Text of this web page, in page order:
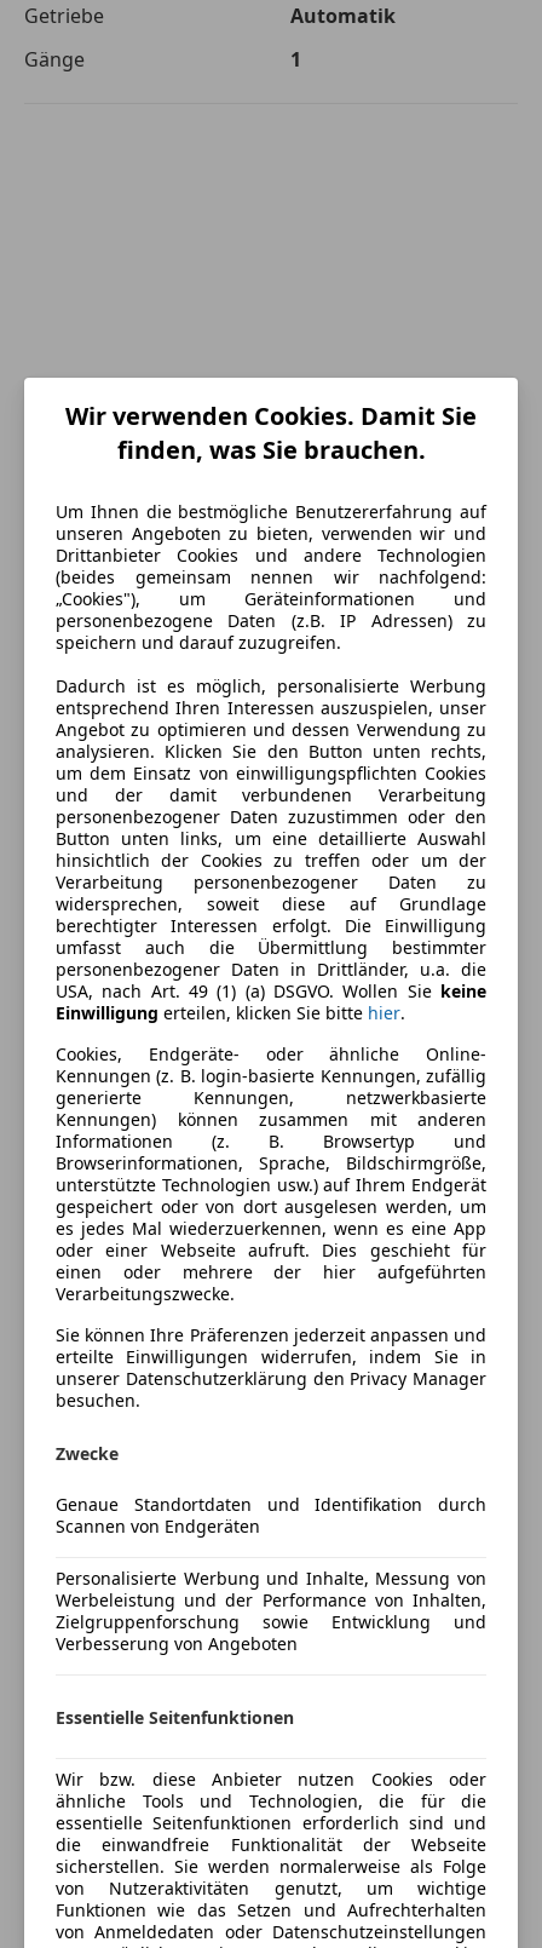
Getriebe
Automatik
Gänge
1
Energieverbrauch
Kraftstoff
Elektro
CO₂-Emissionen
0 g/km (komb.)
Ausstattung
Komfort
4-Zonen-Klimaautomatik
Armlehne
Beheizbare Frontscheibe
Beheizbares Lenkrad
Berganfahrassistent
Einparkhilfe
Einparkhilfe Rückfahrkamera
Einparkhilfe selbstlenkendes System
Einparkhilfe Sensoren hinten
Einparkhilfe Sensoren vorne
Elektrische Fensterheber
Elektrische Heckklappe
Elektrische Seitenspiegel
Elektrische Sitze
Getönte Scheiben
Head-up display
Klimaanlage
Lederausstattung
Lichtsensor
Lordosenstütze
Massagesitze
Navigationssystem
Regensensor
Schlüssellose Zentralverriegelung
Sitzbelüftung
Sitzheizung
Android Auto
Bluetooth
Bordcomputer
Freisprecheinrichtung
Induktionsladen für Smartphones
Radio
Mehr anzeigen
Farbe und Innenausstattung
Außenfarbe
Weiß
Lackierung
Andere
Innenausstattung
Vollleder
Fahrzeugbeschreibung
Sehr gepflegt!
26119
Preisbewertung
Mehr anzeigen
Versicherung
Kfz-Versicherung
Versicherungsschutz an Ihre Bedürfnisse
anpassen
Freischaden-Gutschein ab Stufe 0
Jetzt berechnen
Verkäufer Händler
Autohaus Zezula GmbH & Co KG
Wir verwenden Cookies. Damit Sie
finden, was Sie brauchen.
Um Ihnen die bestmögliche Benutzererfahrung auf
unseren Angeboten zu bieten, verwenden wir und
Drittanbieter Cookies und andere Technologien
(beides gemeinsam nennen wir nachfolgend:
„Cookies"), um Geräteinformationen und
personenbezogene Daten (z.B. IP Adressen) zu
speichern und darauf zuzugreifen.
Dadurch ist es möglich, personalisierte Werbung
entsprechend Ihren Interessen auszuspielen, unser
Angebot zu optimieren und dessen Verwendung zu
analysieren. Klicken Sie den Button unten rechts,
um dem Einsatz von einwilligungspflichten Cookies
und der damit verbundenen Verarbeitung
personenbezogener Daten zuzustimmen oder den
Button unten links, um eine detaillierte Auswahl
hinsichtlich der Cookies zu treffen oder um der
Verarbeitung personenbezogener Daten zu
widersprechen, soweit diese auf Grundlage
berechtigter Interessen erfolgt. Die Einwilligung
umfasst auch die Übermittlung bestimmter
personenbezogener Daten in Drittländer, u.a. die
USA, nach Art. 49 (1) (a) DSGVO. Wollen Sie keine
Einwilligung erteilen, klicken Sie bitte hier.
Cookies, Endgeräte- oder ähnliche Online-
Kennungen (z. B. login-basierte Kennungen, zufällig
generierte Kennungen, netzwerkbasierte
Kennungen) können zusammen mit anderen
Informationen (z. B. Browsertyp und
Browserinformationen, Sprache, Bildschirmgröße,
unterstützte Technologien usw.) auf Ihrem Endgerät
gespeichert oder von dort ausgelesen werden, um
es jedes Mal wiederzuerkennen, wenn es eine App
oder einer Webseite aufruft. Dies geschieht für
einen oder mehrere der hier aufgeführten
Verarbeitungszwecke.
Sie können Ihre Präferenzen jederzeit anpassen und
erteilte Einwilligungen widerrufen, indem Sie in
unserer Datenschutzerklärung den Privacy Manager
besuchen.
Zwecke
Genaue Standortdaten und Identifikation durch
Scannen von Endgeräten
Personalisierte Werbung und Inhalte, Messung von
Werbeleistung und der Performance von Inhalten,
Zielgruppenforschung sowie Entwicklung und
Verbesserung von Angeboten
Essentielle Seitenfunktionen
Wir bzw. diese Anbieter nutzen Cookies oder
ähnliche Tools und Technologien, die für die
essentielle Seitenfunktionen erforderlich sind und
die einwandfreie Funktionalität der Webseite
sicherstellen. Sie werden normalerweise als Folge
von Nutzeraktivitäten genutzt, um wichtige
Funktionen wie das Setzen und Aufrechterhalten
von Anmeldedaten oder Datenschutzeinstellungen